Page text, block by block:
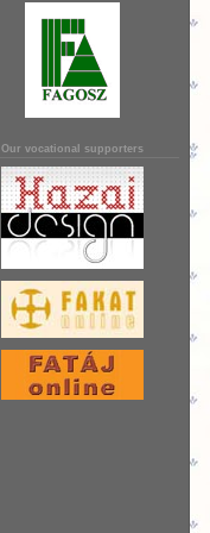
Our vocational supporters